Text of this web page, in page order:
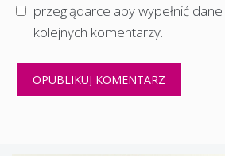
przeglądarce aby wypełnić
kolejnych komentarzy.